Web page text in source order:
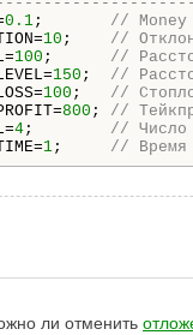
0.1; // Money
10 ; //
100 ; //
150 ; //
100 ; //
800 ; //
4; // Число
1; // Время
ли отменить